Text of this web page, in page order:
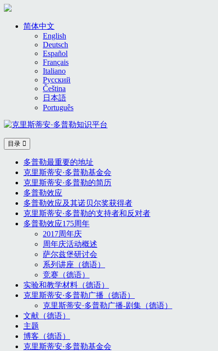
简体中文
English
Deutsch
Español
Français
Italiano
Русский
Čeština
日本語
Português
目录
多普勒最重要的地址
克里斯蒂安·多普勒基金会
克里斯蒂安·多普勒的简历
多普勒效应
多普勒效应及其诺贝尔奖获得者
克里斯蒂安·多普勒的支持者和反对者
多普勒效应175周年
2017周年庆
周年庆活动概述
萨尔兹堡研讨会
系列讲座（德语）
竞赛（德语）
实验和教学材料（德语）
克里斯蒂安·多普勒广播（德语）
克里斯蒂安·多普勒广播-剧集（德语）
文献（德语）
主题
博客（德语）
克里斯蒂安·多普勒基金会